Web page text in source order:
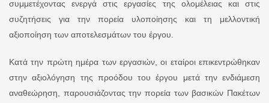
συμμετέχοντας ενεργά στις εργασίες της ολομέλειας και στις
συζητήσεις για την πορεία υλοποίησης και τη μελλοντική
αξιοποίηση των αποτελεσμάτων του έργου.
Κατά την πρώτη ημέρα των εργασιών, οι εταίροι επικεντρώθηκαν
στην αξιολόγηση της προόδου του έργου μετά την ενδιάμεση
αναθεώρηση, παρουσιάζοντας την πορεία των βασικών Πακέτων